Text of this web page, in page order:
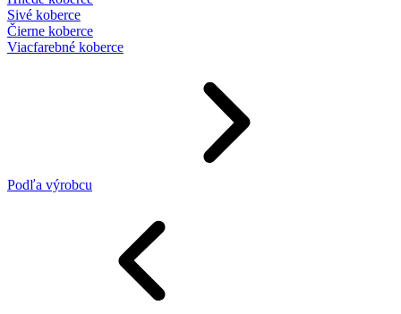
Sivé koberce
Čierne koberce
Viacfarebné koberce
Podľa výrobcu